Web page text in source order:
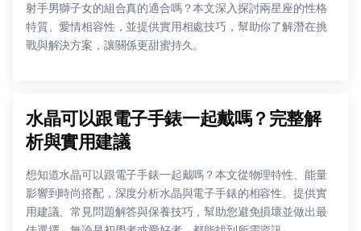
射手男獅子女的組合真的適合嗎？本文深入探討兩星座的性格
特質、愛情相容性，並提供實用相處技巧，幫助你了解潛在挑
戰與解決方案，讓關係更甜蜜持久。
水晶可以跟電子手錶一起戴嗎？完整解
析與實用建議
想知道水晶可以跟電子手錶一起戴嗎？本文從物理特性、能量
影響到時尚搭配，深度分析水晶與電子手錶的相容性。提供實
用建議、常見問題解答與保養技巧，幫助您避免損壞並做出最